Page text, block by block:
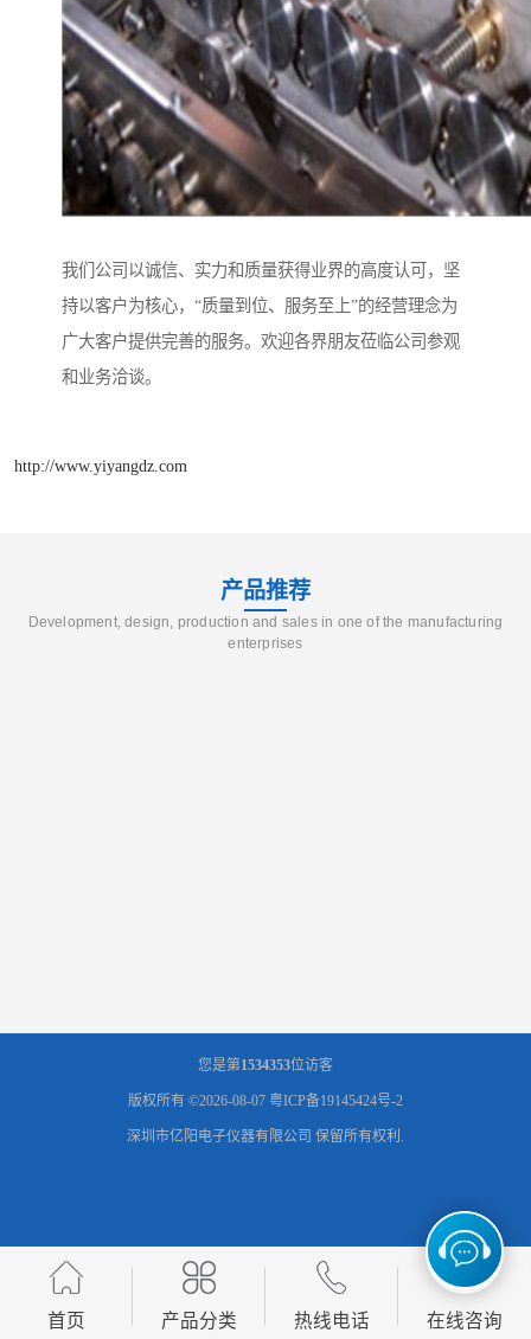
我们公司以诚信、实力和质量获得业界的高度认可，坚
持以客户为核心，“质量到位、服务至上”的经营理念为
广大客户提供完善的服务。欢迎各界朋友莅临公司参观
和业务洽谈。
http://www.yiyangdz.com
产品推荐
Development, design, production and sales in one of the manufacturing
enterprises
您是第1534353位访客
版权所有 ©2026-08-07 粤ICP备19145424号-2
深圳市亿阳电子仪器有限公司 保留所有权利.
首页 产品分类 热线电话 在线咨询